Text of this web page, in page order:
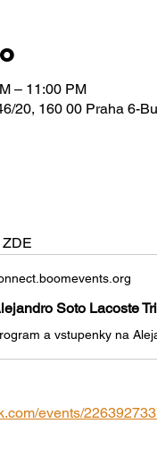
– 11:00 PM
20, 160 00 Praha 6-
Soto Lacoste
events/